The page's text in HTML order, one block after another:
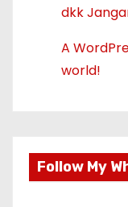
dkk
A
world!
Follow My